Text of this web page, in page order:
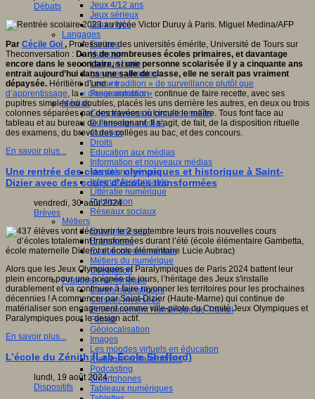
Jeux 4/12 ans
Jeux sérieux
Jeux vidéo
Langages
Ecriture
Humour
Langue orale
Langues vivantes
Lecture
Programmation
Médias
Compétences informationnelles
Culture des médias
Curation
Droits
Education aux médias
Information et nouveaux médias
Identité numérique
Internet responsable
Littératie numérique
Publication
Réseaux sociaux
Métiers
Entrepreneuriat
Entreprises
Evolutions des métiers
Métiers du numérique
Orientation
Pratiques numériques
Cartes heuristiques
Classes inversées
Environnement Numérique de Travail
Fablab
Géolocalisation
Images
Les mondes virtuels en éducation
Pratiques collaboratives
Podcasting
Smartphones
Tableaux numériques
Débats
Par Cécile Goï, Professeure des universités émérite, Université de Tours sur
Theconversation : Dans de nombreuses écoles primaires, et davantage
encore dans le secondaire, si une personne scolarisée il y a cinquante ans
entrait aujourd’hui dans une salle de classe, elle ne serait pas vraiment
dépaysée. Héritière d’une« tradition » de surveillance plutôt que
d’apprentissage, la« classe autobus » continue de faire recette, avec ses
pupitres simples ou doubles, placés les uns derrière les autres, en deux ou trois
colonnes séparées par des travées où circule le maître. Tous font face au
tableau et au bureau de l’enseignant. Il s’agit, de fait, de la disposition rituelle
des examens, du brevet des collèges au bac, et des concours.
En savoir plus...
Une rentrée des classes olympiques et historique à Saint-
Dizier avec des cours d'écoles transformées
vendredi, 30 août 2024
Brèves
Alors que les Jeux Olympiques et Paralympiques de Paris 2024 battent leur
plein encore pour une poignée de jours, l’héritage des Jeux s'installe
durablement et va continuer à faire rayonner les territoires pour les prochaines
décennies ! A commencer par Saint-Dizier (Haute-Marne) qui continue de
matérialiser son engagement comme ville-pilote du Comité Jeux Olympiques et
Paralympiques pour le design actif.
En savoir plus...
L’école du Zénith (Lab-École Shefford)
lundi, 19 août 2024
Dispositifs